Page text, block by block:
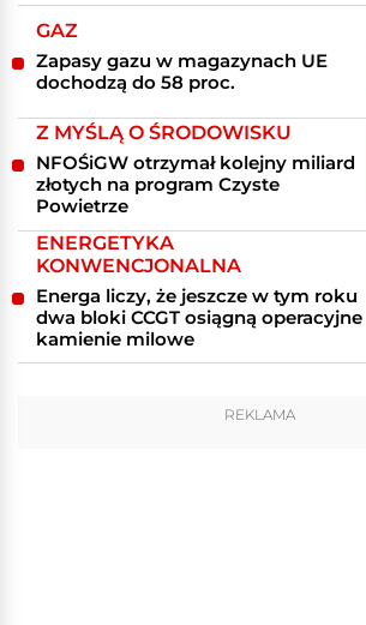
GAZ
Zapasy gazu w magazynach UE
dochodzą do 58 proc.
Z MYŚLĄ O ŚRODOWISKU
NFOŚiGW otrzymał kolejny miliard
złotych na program Czyste
Powietrze
ENERGETYKA
KONWENCJONALNA
Energa liczy, że jeszcze w tym roku
dwa bloki CCGT osiągną operacyjne
kamienie milowe
REKLAMA